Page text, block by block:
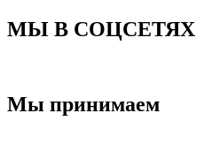
МЫ В СОЦСЕТЯХ
Мы принимаем